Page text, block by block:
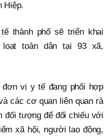
Hiệp.
thành phố sẽ triển khai
toàn dân tại 93 xã,
vị y tế đang phối hợp
các cơ quan liên quan rà
đối tượng để đối chiếu với
xã hội, người lao động,